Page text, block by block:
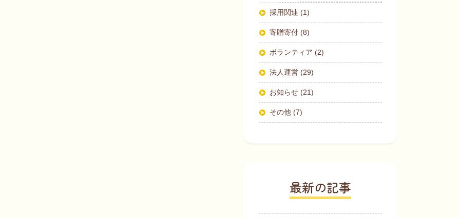
採用関連 (1)
寄贈寄付 (8)
ボランティア (2)
法人運営 (29)
お知らせ (21)
その他 (7)
最新の記事